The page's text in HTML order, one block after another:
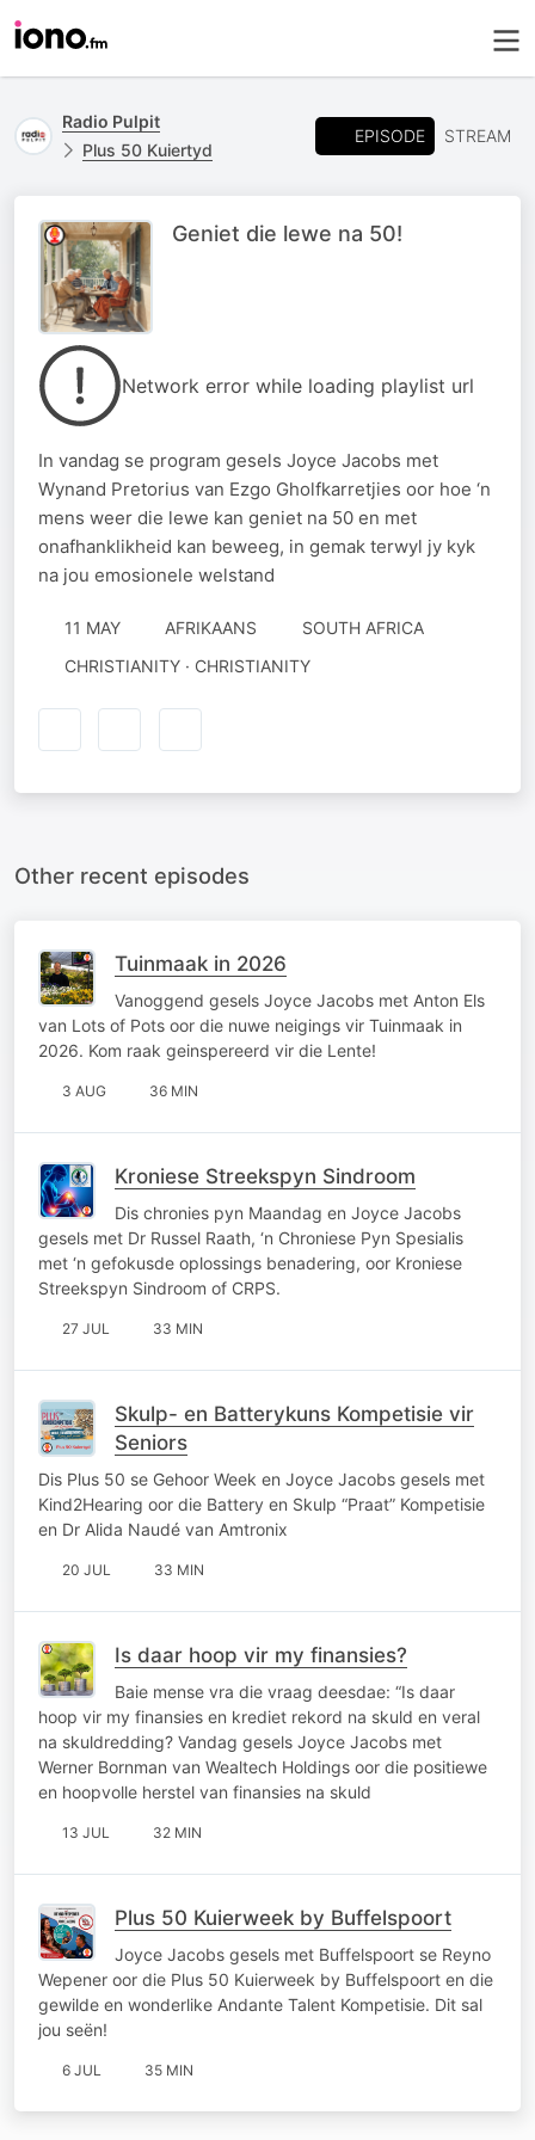
Radio Pulpit
Plus 50 Kuiertyd
EPISODE STREAM
Geniet die lewe na 50!
Network error while loading playlist url
In vandag se program gesels Joyce Jacobs met
Wynand Pretorius van Ezgo Gholfkarretjies oor hoe ‘n
mens weer die lewe kan geniet na 50 en met
onafhanklikheid kan beweeg, in gemak terwyl jy kyk
na jou emosionele welstand
11 MAY AFRIKAANS
SOUTH AFRICA
CHRISTIANITY · CHRISTIANITY
Other recent episodes
Tuinmaak in 2026
Vanoggend gesels Joyce Jacobs met Anton Els
van Lots of Pots oor die nuwe neigings vir Tuinmaak in
2026. Kom raak geinspereerd vir die Lente!
3 AUG 36 MIN
Kroniese Streekspyn Sindroom
Dis chronies pyn Maandag en Joyce Jacobs
gesels met Dr Russel Raath, ‘n Chroniese Pyn Spesialis
met ‘n gefokusde oplossings benadering, oor Kroniese
Streekspyn Sindroom of CRPS.
27 JUL 33 MIN
Skulp- en Batterykuns Kompetisie vir
Seniors
Dis Plus 50 se Gehoor Week en Joyce Jacobs gesels met
Kind2Hearing oor die Battery en Skulp “Praat” Kompetisie
en Dr Alida Naudé van Amtronix
20 JUL 33 MIN
Is daar hoop vir my finansies?
Baie mense vra die vraag deesdae: “Is daar
hoop vir my finansies en krediet rekord na skuld en veral
na skuldredding? Vandag gesels Joyce Jacobs met
Werner Bornman van Wealtech Holdings oor die positiewe
en hoopvolle herstel van finansies na skuld
13 JUL 32 MIN
Plus 50 Kuierweek by Buffelspoort
Joyce Jacobs gesels met Buffelspoort se Reyno
Wepener oor die Plus 50 Kuierweek by Buffelspoort en die
gewilde en wonderlike Andante Talent Kompetisie. Dit sal
jou seën!
6 JUL 35 MIN